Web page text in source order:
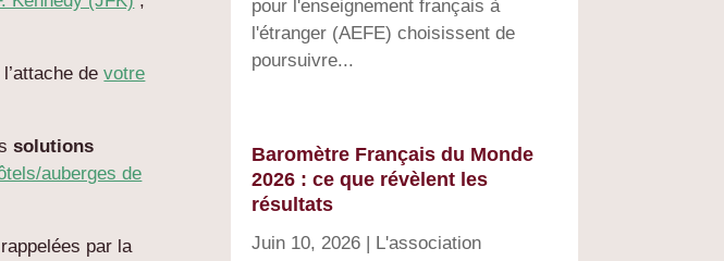
devotre
solutions
auberges de
rappelées par la
pour l'enseignement français à
l'étranger (AEFE) choisissent de
poursuivre...
Baromètre Français du Monde
2026 : ce que révèlent les
résultats
Juin 10, 2026| L'association